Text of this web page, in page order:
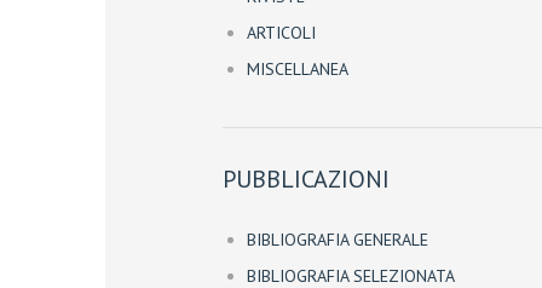
ARTICOLI
MISCELLANEA
PUBBLICAZIONI
BIBLIOGRAFIA GENERALE
BIBLIOGRAFIA SELEZIONATA